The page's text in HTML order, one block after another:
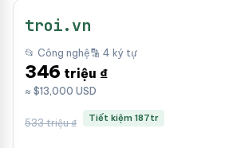
troi.vn
📂 Công nghệ🔡 4 ký tự
346 triệu ₫
≈ $13,000 USD
533 triệu ₫ Tiết kiệm 187tr